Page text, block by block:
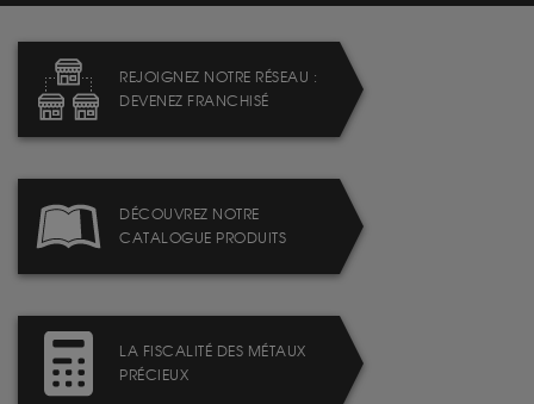
REJOIGNEZ NOTRE RÉSEAU :
DEVENEZ FRANCHISÉ
DÉCOUVREZ NOTRE
CATALOGUE PRODUITS
LA FISCALITÉ DES MÉTAUX
PRÉCIEUX